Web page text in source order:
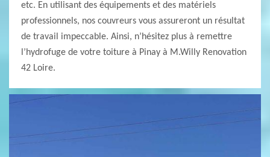
etc. En utilisant des équipements et des matériels
professionnels, nos couvreurs vous assureront un résultat
de travail impeccable. Ainsi, n’hésitez plus à remettre
l’hydrofuge de votre toiture à Pinay à M.Willy Renovation
42 Loire.